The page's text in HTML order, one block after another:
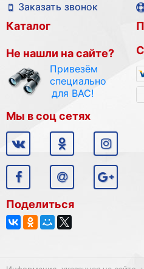
Заказать звонок
Каталог
Не нашли на сайте?
Привезём
специально
для ВАС!
Мы в соц сетях
Поделиться